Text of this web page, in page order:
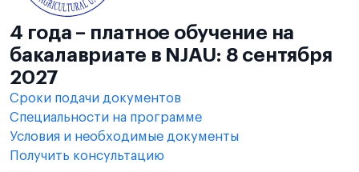
4 года – платное обучение на
бакалавриате в NJAU: 8 сентября
2027
Сроки подачи документов
Специальности на программе
Условия и необходимые документы
Получить консультацию